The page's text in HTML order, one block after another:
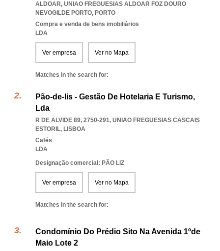
ALDOAR, UNIAO FREGUESIAS ALDOAR FOZ DOURO
NEVOGILDE PORTO, PORTO
Compra e venda de bens imobiliários
LDA
Ver empresa Ver no Mapa
Matches in the search for:
Pão-de-lis - Gestão De Hotelaria E Turismo,
Lda
R DE ALVIDE 89, 2750-291, UNIAO FREGUESIAS CASCAIS
ESTORIL, LISBOA
Cafés
LDA
Designação comercial: PÃO LIZ
Ver empresa Ver no Mapa
Matches in the search for:
Condomínio Do Prédio Sito Na Avenida 1ºde
Maio Lote 2